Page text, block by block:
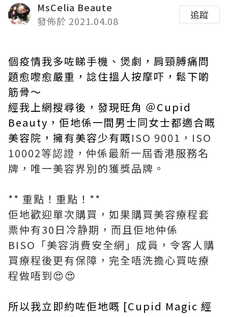
MsCelia Beaute
發佈於 2021.04.08
追蹤
個疫情我多咗睇手機、煲劇，肩頸膊痛問
題愈嚟愈嚴重，諗住搵人按摩吓，鬆下啲
筋骨～
經我上網搜尋後，發現旺角 ＠Cupid
Beauty，佢地係一間男士同女士都適合嘅
美容院，擁有美容少有嘅ISO 9001，ISO
10002等認證，仲係最新一屆香港服務名
牌，唯一美容界別的獲獎品牌。
** 重點！重點！**
佢地歡迎單次購買，如果購買美容療程套
票仲有30日冷静期，而且佢地仲係
BISO「美容消費安全網」成員，令客人購
買療程後更有保障，完全唔洗擔心買咗療
程做唔到😍😍
所以我立即約咗佢地嘅 [Cupid Magic 經